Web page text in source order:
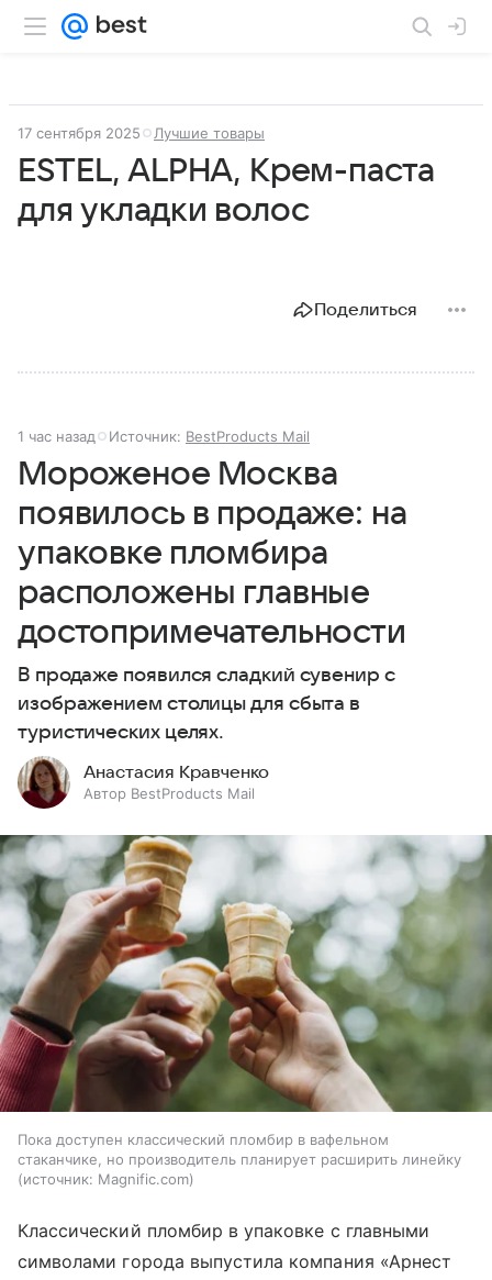
17 сентября 2025 Лучшие товары
ESTEL, ALPHA, Крем-паста
для укладки волос
Поделиться
1 час назад Источник: BestProducts Mail
Мороженое Москва
появилось в продаже: на
упаковке пломбира
расположены главные
достопримечательности
В продаже появился сладкий сувенир с
изображением столицы для сбыта в
туристических целях.
Анастасия Кравченко
Автор BestProducts Mail
Пока доступен классический пломбир в вафельном
стаканчике, но производитель планирует расширить линейку
источник: Magnific.com
Классический пломбир в упаковке с главными
символами города выпустила компания «Арнест